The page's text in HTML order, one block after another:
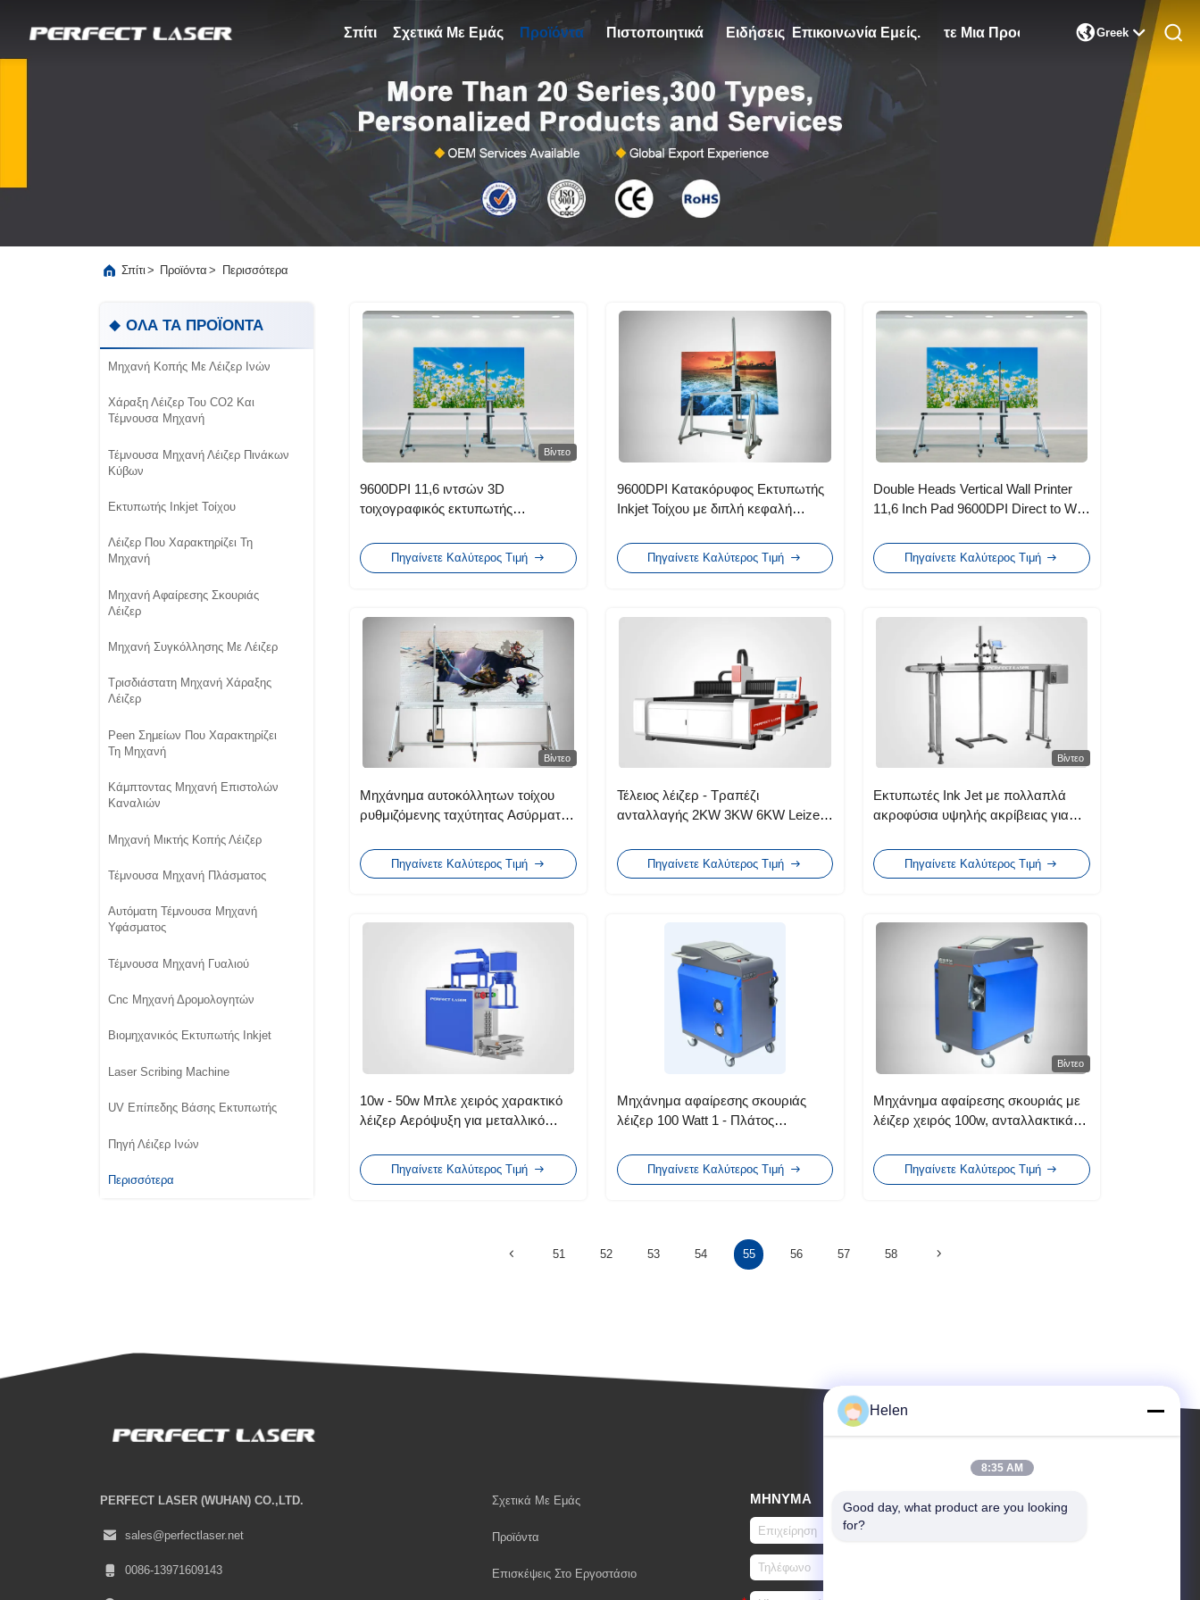
Σπίτι Σχετικά Με Εμάς Προϊόντα Πιστοποιητικά Ειδήσεις Επικοινωνία Εμείς.Ζητήστε Μια Προσφορά Greek 
Σπίτι> Προϊόντα > Περισσότερα
ΟΛΑ ΤΑ ΠΡΟΪΟΝΤΑ
Μηχανή Κοπής Με Λέιζερ Ινών
Χάραξη Λέιζερ Του CO2 Και
Τέμνουσα Μηχανή
Τέμνουσα Μηχανή Λέιζερ Πινάκων
Κύβων
Εκτυπωτής Inkjet Τοίχου
Λέιζερ Που Χαρακτηρίζει Τη
Μηχανή
Μηχανή Αφαίρεσης Σκουριάς
Λέιζερ
Μηχανή Συγκόλλησης Με Λέιζερ
Τρισδιάστατη Μηχανή Χάραξης
Λέιζερ
Peen Σημείων Που Χαρακτηρίζει
Τη Μηχανή
Κάμπτοντας Μηχανή Επιστολών
Καναλιών
Μηχανή Μικτής Κοπής Λέιζερ
Τέμνουσα Μηχανή Πλάσματος
Αυτόματη Τέμνουσα Μηχανή
Υφάσματος
Τέμνουσα Μηχανή Γυαλιού
Cnc Μηχανή Δρομολογητών
Βιομηχανικός Εκτυπωτής Inkjet
Laser Scribing Machine
UV Επίπεδης Βάσης Εκτυπωτής
Πηγή Λέιζερ Ινών
Περισσότερα
Βίντεο
9600DPI 11,6 ιντσών 3D
τοιχογραφικός εκτυπωτής
γυάλινου καμβά
Πηγαίνετε Καλύτερος Τιμή
9600DPI Κατακόρυφος Εκτυπωτής
Inkjet Τοίχου με διπλή κεφαλή
Πηγαίνετε Καλύτερος Τιμή
Double Heads Vertical Wall Printer
11,6 Inch Pad 9600DPI Direct to Wall
Πηγαίνετε Καλύτερος Τιμή
Βίντεο
Μηχάνημα αυτοκόλλητων τοίχου
ρυθμιζόμενης ταχύτητας Ασύρματη
ακρίβειας
Πηγαίνετε Καλύτερος Τιμή
Τέλειος λέιζερ - Τραπέζι
ανταλλαγής 2KW 3KW 6KW Leizer
Πηγαίνετε Καλύτερος Τιμή
Βίντεο
Εκτυπωτές Ink Jet με πολλαπλά
ακροφύσια υψηλής ακρίβειας για
Πηγαίνετε Καλύτερος Τιμή
10w - 50w Μπλε χειρός χαρακτικό
λέιζερ Αερόψυξη για μεταλλικό
Πηγαίνετε Καλύτερος Τιμή
Μηχάνημα αφαίρεσης σκουριάς
λέιζερ 100 Watt 1 - Πλάτος
Πηγαίνετε Καλύτερος Τιμή
Βίντεο
Μηχάνημα αφαίρεσης σκουριάς με
λέιζερ χειρός 100w, ανταλλακτικά
με ψύξη αέρα
Πηγαίνετε Καλύτερος Τιμή
51 52 53 54 55 56 57 58
PERFECT LASER (WUHAN) CO.,LTD.
sales@perfectlaser.net
0086-13971609143
Σχετικά Με Εμάς
Προϊόντα
Επισκέψεις Στο Εργοστάσιο
ΜΉΝΥΜΑ
Helen
8:35 AM
Good day, what product are you looking
for?